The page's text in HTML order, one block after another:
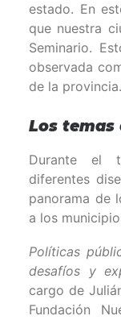
estado. En
que nuestra
Seminario.
observada
de la
Los temas
Durante el
diferentes
panorama de
a los
Políticas
desafíos y
cargo de
Fundación